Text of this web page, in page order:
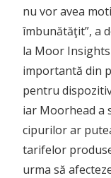
nu vor avea
îmbunătăţit”, a
la Moor
importantă din
pentru
iar Moorhead a
cipurilor ar
tarifelor
urma să